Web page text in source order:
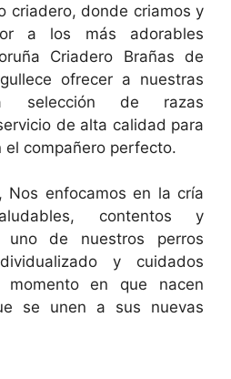
criadero, donde criamos y
a los más adorables
Criadero Brañas de
ofrecer a nuestras
selección de razas
de alta calidad para
el compañero perfecto.
Nos enfocamos en la cría
contentos y
uno de nuestros perros
y cuidados
en que nacen
se unen a sus nuevas